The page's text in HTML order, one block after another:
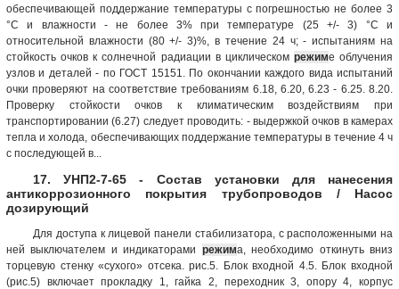
обеспечивающей поддержание температуры с погрешностью не более 3
°С и влажности - не более 3% при температуре (25 +/- 3) °С и
относительной влажности (80 +/- 3)%, в течение 24 ч; - испытаниям на
стойкость очков к солнечной радиации в циклическом режиме облучения
узлов и деталей - по ГОСТ 15151. По окончании каждого вида испытаний
очки проверяют на соответствие требованиям 6.18, 6.20, 6.23 - 6.25. 8.20.
Проверку стойкости очков к климатическим воздействиям при
транспортировании (6.27) следует проводить: - выдержкой очков в камерах
тепла и холода, обеспечивающих поддержание температуры в течение 4 ч
с последующей в...
17. УНП2-7-65 - Состав установки для нанесения
антикоррозионного покрытия трубопроводов / Насос
дозирующий
Для доступа к лицевой панели стабилизатора, с расположенными на
ней выключателем и индикаторами режима, необходимо откинуть вниз
торцевую стенку «сухого» отсека. рис.5. Блок входной 4.5. Блок входной
(рис.5) включает прокладку 1, гайка 2, переходник 3, опору 4, корпус